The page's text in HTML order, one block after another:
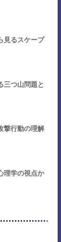
見るスケープ
三つ山問題と
撃行動の理解
理学の視点か